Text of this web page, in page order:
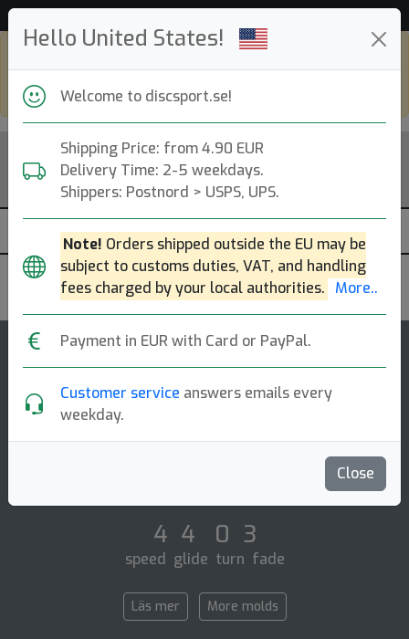
Hello United States!
Welcome to discsport.se!
Shipping Price: from 4.90 EUR
Delivery Time: 2-5 weekdays.
Shippers: Postnord > USPS, UPS.
Note! Orders shipped outside the EU may be
subject to customs duties, VAT, and handling
fees charged by your local authorities. More..
Payment in EUR with Card or PayPal.
Customer service answers emails every
weekday.
Close
go todiscsport.com
Innova
137
Roc
The number one professional mid-range disc. it is very
reliable at the high speeds that pros throw. it ages
slowly, becoming an excellent sl [...]
4 4 0 3
speed glide turn fade
Läs mer More molds